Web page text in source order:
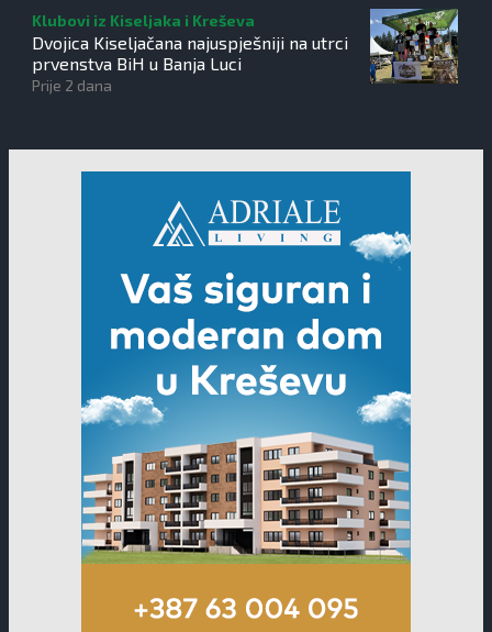
Klubovi iz Kiseljaka i Kreševa
Dvojica Kiseljačana najuspješniji na utrci
prvenstva BiH u Banja Luci
Prije 2 dana